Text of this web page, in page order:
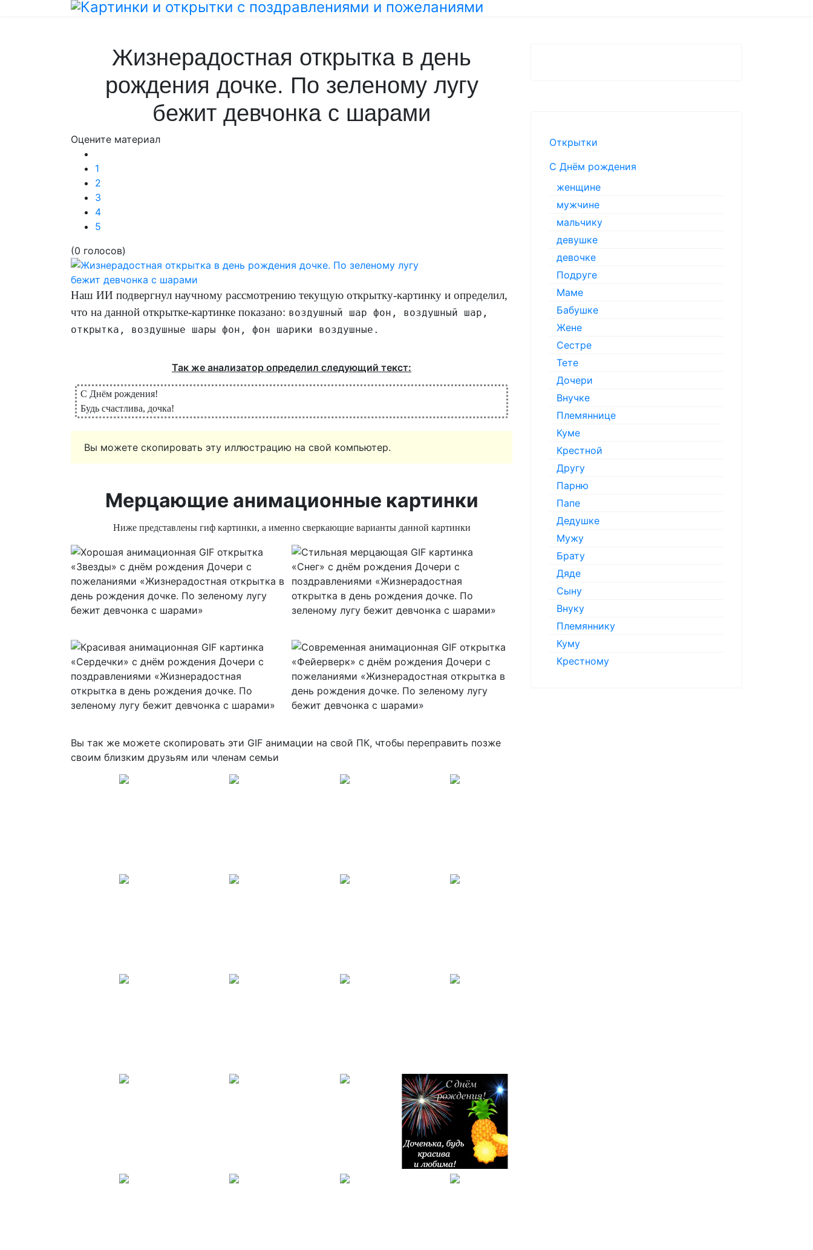
Жизнерадостная открытка в день
рождения дочке. По зеленому лугу
бежит девчонка с шарами
Оцените материал
1
2
3
4
5
(0 голосов)
Наш ИИ подвергнул научному рассмотрению текущую открытку-картинку и определил,
что на данной открытке-картинке показано: воздушный шар фон, воздушный шар,
открытка, воздушные шары фон, фон шарики воздушные.
Так же анализатор определил следующий текст:
С Днём рождения!
Будь счастлива, дочка!
Вы можете скопировать эту иллюстрацию на свой компьютер.
Мерцающие анимационные картинки
Ниже представлены гиф картинки, а именно сверкающие варианты данной картинки
Вы так же можете скопировать эти GIF анимации на свой ПК, чтобы переправить позже
своим близким друзьям или членам семьи
Открытки
С Днём рождения
женщине
мужчине
мальчику
девушке
девочке
Подруге
Маме
Бабушке
Жене
Сестре
Тете
Дочери
Внучке
Племяннице
Куме
Крестной
Другу
Парню
Папе
Дедушке
Мужу
Брату
Дяде
Сыну
Внуку
Племяннику
Куму
Крестному